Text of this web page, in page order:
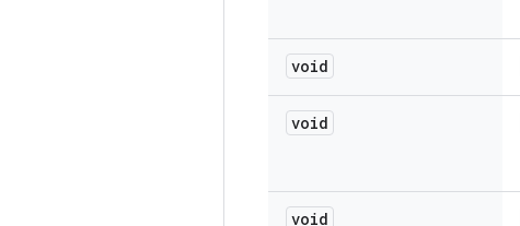
void
void
void